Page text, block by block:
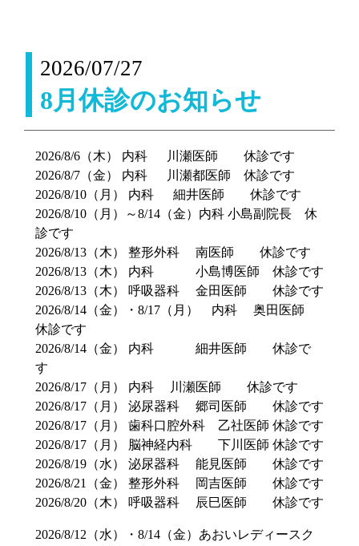
2026/07/27
8月休診のお知らせ
2026/8/6（木） 内科 川瀬医師 休診です
2026/8/7（金） 内科 川瀬都医師 休診です
2026/8/10（月） 内科 細井医師 休診です
2026/8/10（月）～8/14（金）内科 小島副院長 休
診です
2026/8/13（木） 整形外科 南医師 休診です
2026/8/13（木） 内科 小島博医師 休診です
2026/8/13（木） 呼吸器科 金田医師 休診です
2026/8/14（金）・8/17（月） 内科 奥田医師
休診です
2026/8/14（金） 内科 細井医師 休診で
す
2026/8/17（月） 内科 川瀬医師 休診です
2026/8/17（月） 泌尿器科 郷司医師 休診です
2026/8/17（月） 歯科口腔外科 乙社医師 休診です
2026/8/17（月） 脳神経内科 下川医師 休診です
2026/8/19（水） 泌尿器科 能見医師 休診です
2026/8/21（金） 整形外科 岡吉医師 休診です
2026/8/20（木） 呼吸器科 辰巳医師 休診です
2026/8/12（水）・8/14（金）あおいレディースク